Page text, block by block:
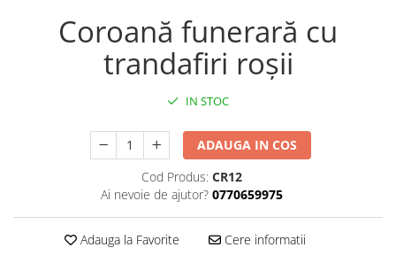
Coroană funerară cu
trandafiri roșii
IN STOC
ADAUGA IN COS
Cod Produs: CR12
Ai nevoie de ajutor? 0770659975
Adauga la Favorite Cere informatii